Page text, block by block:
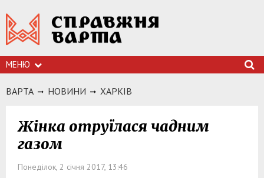
МЕНЮ
ВАРТА НОВИНИ ХАРКIВ
Жінка отруїлася чадним
газом
Понеділок, 2 січня 2017, 13:46